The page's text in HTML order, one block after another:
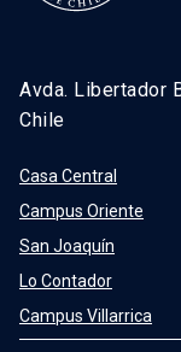
Avda. Libertador
Chile
Casa Central
Campus Oriente
San Joaquín
Lo Contador
Campus Villarrica